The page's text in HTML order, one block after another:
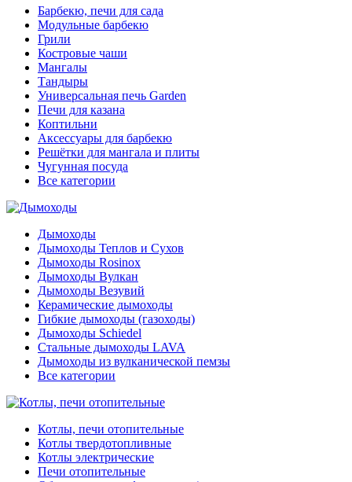
Барбекю, печи для сада
Модульные барбекю
Грили
Костровые чаши
Мангалы
Тандыры
Универсальная печь Garden
Печи для казана
Коптильни
Аксессуары для барбекю
Решётки для мангала и плиты
Чугунная посуда
Все категории
Дымоходы
Дымоходы Теплов и Сухов
Дымоходы Rosinox
Дымоходы Вулкан
Дымоходы Везувий
Керамические дымоходы
Гибкие дымоходы (газоходы)
Дымоходы Schiedel
Стальные дымоходы LAVA
Дымоходы из вулканической пемзы
Все категории
Котлы, печи отопительные
Котлы твердотопливные
Котлы электрические
Печи отопительные